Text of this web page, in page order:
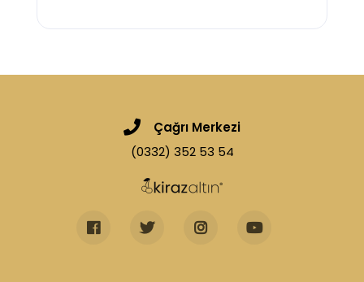
Çağrı Merkezi
(0332) 352 53 54